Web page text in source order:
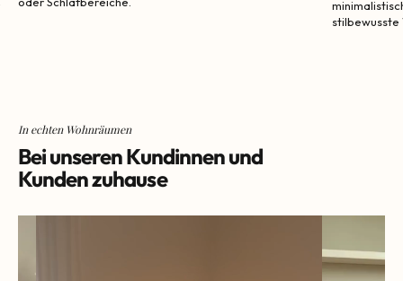
stilbewusste
In echten Wohnräumen
Bei unseren Kundinnen und
Kunden zuhause